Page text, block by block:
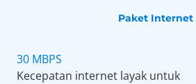
Paket Internet
30 MBPS
Kecepatan internet layak untuk